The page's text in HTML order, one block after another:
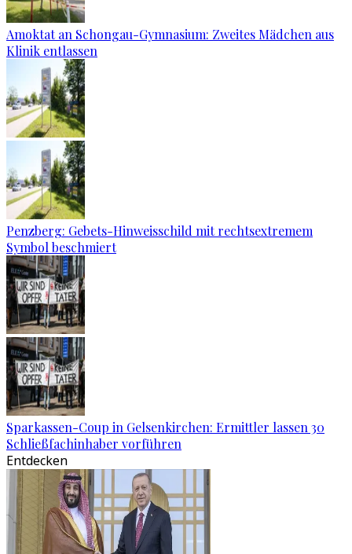
Amoktat an Schongau-Gymnasium: Zweites Mädchen aus
Klinik entlassen
Penzberg: Gebets-Hinweisschild mit rechtsextremem
Symbol beschmiert
Sparkassen-Coup in Gelsenkirchen: Ermittler lassen 30
Schließfachinhaber vorführen
Entdecken